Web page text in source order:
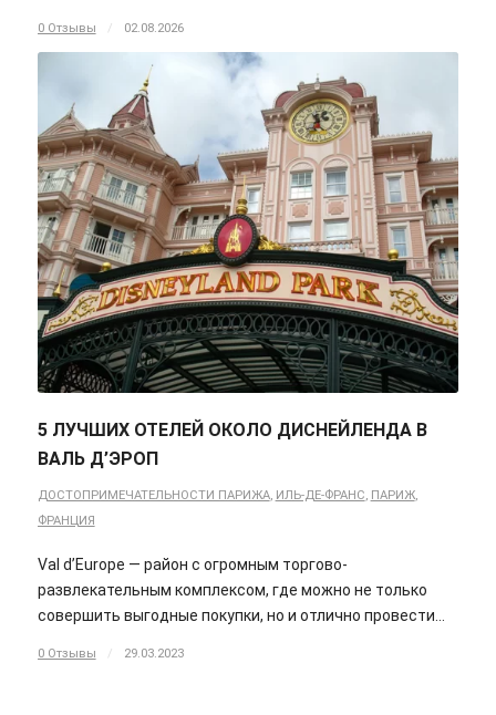
0 Отзывы / 02.08.2026
5 ЛУЧШИХ ОТЕЛЕЙ ОКОЛО ДИСНЕЙЛЕНДА В
ВАЛЬ Д’ЭРОП
ДОСТОПРИМЕЧАТЕЛЬНОСТИ ПАРИЖА, ИЛЬ-ДЕ-ФРАНС, ПАРИЖ,
ФРАНЦИЯ
Val d’Europe — район с огромным торгово-
развлекательным комплексом, где можно не только
совершить выгодные покупки, но и отлично провести…
0 Отзывы / 29.03.2023